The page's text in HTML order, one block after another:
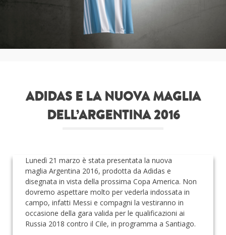
Accessori
Magazine Roba Da Nerds
ADIDAS E LA NUOVA MAGLIA
DELL’ARGENTINA 2016
Lunedì 21 marzo è stata presentata la nuova
maglia Argentina 2016, prodotta da Adidas e
disegnata in vista della prossima Copa America. Non
dovremo aspettare molto per vederla indossata in
campo, infatti Messi e compagni la vestiranno in
occasione della gara valida per le qualificazioni ai
Russia 2018 contro il Cile, in programma a Santiago.